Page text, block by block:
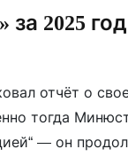
2025
отчёт о
тогда
— он